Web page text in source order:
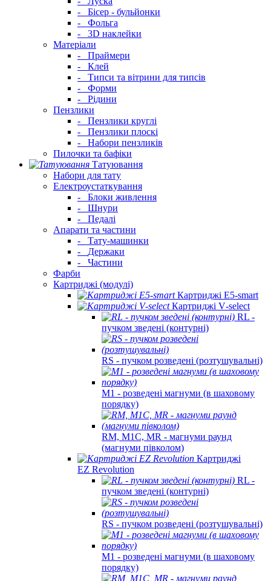
-
Бісер - бульйонки
-
Фольга
-
3D наклейки
Матеріали
-
Праймери
-
Клей
-
Типси та вітрини для типсів
-
Форми
-
Рідини
Пензлики
-
Пензлики круглі
-
Пензлики плоскі
-
Набори пензликів
Пилочки та бафіки
Татуювання
Набори для тату
Електроустаткування
-
Блоки живлення
-
Шнури
-
Педалі
Апарати та частини
-
Тату-машинки
-
Держаки
-
Частини
Фарби
Картриджі (модулі)
Картриджі E5‑smart
Картриджі V‑select
RL -
пучком зведені (контурні)
RS - пучком розведені (розтушувальні)
M1 - розведені магнуми (в шаховому
порядку)
RM, M1C, MR - магнуми раунд
(магнуми півколом)
Картриджі
EZ Revolution
RL -
пучком зведені (контурні)
RS - пучком розведені (розтушувальні)
M1 - розведені магнуми (в шаховому
порядку)